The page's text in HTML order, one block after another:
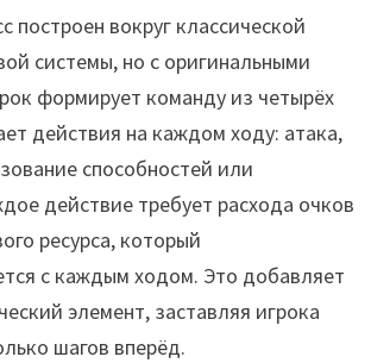
построен вокруг классической
системы, но с оригинальными
формирует команду из четырёх
действия на каждом ходу: атака,
способностей или
действие требует расхода очков
ресурса, который
с каждым ходом. Это добавляет
элемент, заставляя игрока
шагов вперёд.